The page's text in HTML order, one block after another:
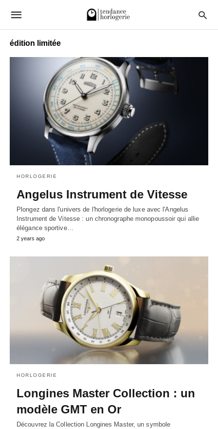
édition limitée
HORLOGERIE
Angelus Instrument de Vitesse
Plongez dans l'univers de l'horlogerie de luxe avec l'Angelus
Instrument de Vitesse : un chronographe monopoussoir qui allie
élégance sportive…
2 years ago
HORLOGERIE
Longines Master Collection : un
modèle GMT en Or
Découvrez la Collection Longines Master, un symbole